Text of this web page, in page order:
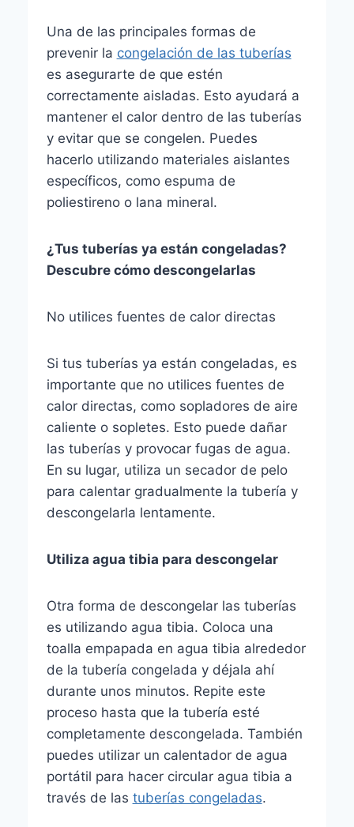
Una de las principales formas de
prevenir la congelación de las tuberías
es asegurarte de que estén
correctamente aisladas. Esto ayudará a
mantener el calor dentro de las tuberías
y evitar que se congelen. Puedes
hacerlo utilizando materiales aislantes
específicos, como espuma de
poliestireno o lana mineral.
¿Tus tuberías ya están congeladas?
Descubre cómo descongelarlas
No utilices fuentes de calor directas
Si tus tuberías ya están congeladas, es
importante que no utilices fuentes de
calor directas, como sopladores de aire
caliente o sopletes. Esto puede dañar
las tuberías y provocar fugas de agua.
En su lugar, utiliza un secador de pelo
para calentar gradualmente la tubería y
descongelarla lentamente.
Utiliza agua tibia para descongelar
Otra forma de descongelar las tuberías
es utilizando agua tibia. Coloca una
toalla empapada en agua tibia alrededor
de la tubería congelada y déjala ahí
durante unos minutos. Repite este
proceso hasta que la tubería esté
completamente descongelada. También
puedes utilizar un calentador de agua
portátil para hacer circular agua tibia a
través de las tuberías congeladas.